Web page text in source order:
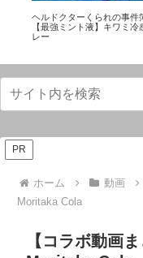
ヘルドクターくられの事件
【最強ミント液】キワミ冷
レー
PR
ホーム 動画
Moritaka Cola
【コラボ動画